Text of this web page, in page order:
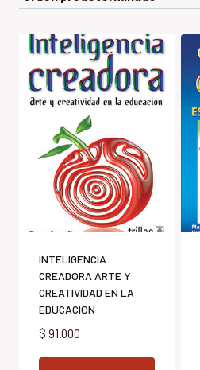
INTELIGENCIA
CREADORA ARTE Y
CREATIVIDAD EN LA
EDUCACION
$ 91.000